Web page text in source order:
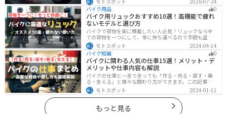
すが、バッチリと対策しておけば意外と快適に走れてし
まうものです
確保、住所変更など必要な手続きも紹介します。
バイク用品
0
バイク用リュックおすすめ10選！高機能で疲れ
ないモデルと選び方
バイクで荷物を楽に積載したい人必見！リュックなら全
ての荷物を一つにして、常に持ち運べるので手間も盗ま
れる心配もありません。腰や肩の負担を軽減して通勤通
学・ツーリングを快適にできるオススメリュックを紹介
します。
モトスポット
2024-04-14
バイク知識
0
バイクに関わる人気の仕事15選！メリット・デ
メリットや仕事内容も解説
バイクの仕事と一言で言っても「作る・売る・直す・乗
る・支える」と様々な関わり方ができます。この記事で
は、バイクに関わる人気の仕事をジャンル別に紹介しま
す。必要な資格や探し方も解説しますので、自分のなり
たい姿をイメージして探してみてください。
モトスポット 2024-01-11
もっと見る